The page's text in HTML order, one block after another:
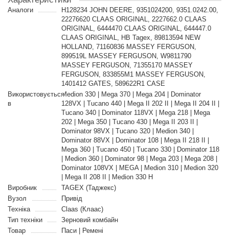
Аналоги
H128234 JOHN DEERE, 9351024200, 9351.0242.00,
22276620 CLAAS ORIGINAL, 2227662.0 CLAAS
ORIGINAL, 6444470 CLAAS ORIGINAL, 644447.0
CLAAS ORIGINAL, HB Tagex, 89813594 NEW
HOLLAND, 71160836 MASSEY FERGUSON,
899519L MASSEY FERGUSON, W9811790
MASSEY FERGUSON, 71355170 MASSEY
FERGUSON, 833855M1 MASSEY FERGUSON,
1401412 GATES, 589622R1 CASE
Використовується
в
Medion 330 | Mega 370 | Mega 204 | Dominator
128VX | Tucano 440 | Mega II 202 II | Mega II 204 II |
Tucano 340 | Dominator 118VX | Mega 218 | Mega
202 | Mega 350 | Tucano 430 | Mega II 203 II |
Dominator 98VX | Tucano 320 | Medion 340 |
Dominator 88VX | Dominator 108 | Mega II 218 II |
Mega 360 | Tucano 450 | Tucano 330 | Dominator 118
| Medion 360 | Dominator 98 | Mega 203 | Mega 208 |
Dominator 108VX | MEGA | Medion 310 | Medion 320
| Mega II 208 II | Medion 330 H
Виробник
TAGEX (Таджекс)
Вузол
Привід
Техніка
Claas (Клаас)
Тип техніки
Зерновий комбайн
Товар
Паси | Ремені